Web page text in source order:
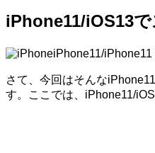
iPhone11/iOS13
iPhone11/
さて、今回はそんな
す。ここでは、iPhone11/